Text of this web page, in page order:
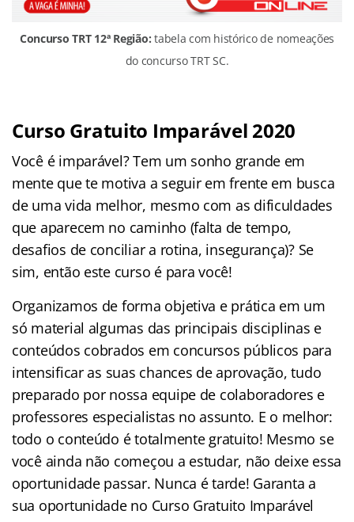
Concurso TRT 12ª Região: tabela com histórico de nomeações
do concurso TRT SC.
Curso Gratuito Imparável 2020
Você é imparável? Tem um sonho grande em
mente que te motiva a seguir em frente em busca
de uma vida melhor, mesmo com as dificuldades
que aparecem no caminho (falta de tempo,
desafios de conciliar a rotina, insegurança)? Se
sim, então este curso é para você!
Organizamos de forma objetiva e prática em um
só material algumas das principais disciplinas e
conteúdos cobrados em concursos públicos para
intensificar as suas chances de aprovação, tudo
preparado por nossa equipe de colaboradores e
professores especialistas no assunto. E o melhor:
todo o conteúdo é totalmente gratuito! Mesmo se
você ainda não começou a estudar, não deixe essa
oportunidade passar. Nunca é tarde! Garanta a
sua oportunidade no Curso Gratuito Imparável